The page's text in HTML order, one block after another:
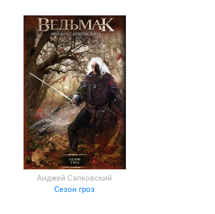
Анджей Сапковский
Сезон гроз